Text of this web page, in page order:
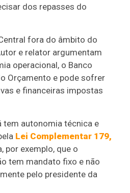
dos repasses do
fora do âmbito do
e relator argumentam
operacional, o Banco
Orçamento e pode sofrer
e financeiras impostas
tem autonomia técnica e
Lei Complementar 179,
por exemplo, que o
tem mandato fixo e não
pelo presidente da